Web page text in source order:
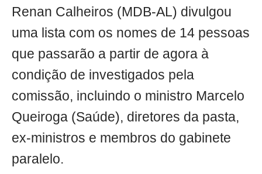
Renan Calheiros (MDB-AL) divulgou
uma lista com os nomes de 14 pessoas
que passarão a partir de agora à
condição de investigados pela
comissão, incluindo o ministro Marcelo
Queiroga (Saúde), diretores da pasta,
ex-ministros e membros do gabinete
paralelo.